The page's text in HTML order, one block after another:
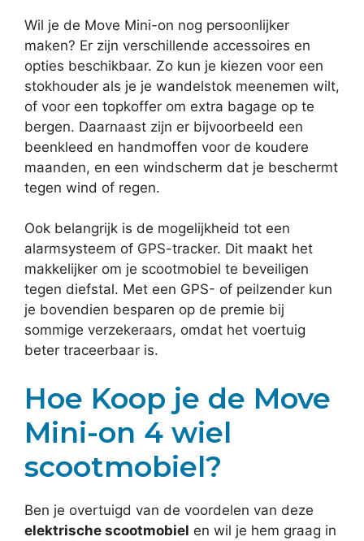
Wil je de Move Mini-on nog persoonlijker
maken? Er zijn verschillende accessoires en
opties beschikbaar. Zo kun je kiezen voor een
stokhouder als je je wandelstok meenemen wilt,
of voor een topkoffer om extra bagage op te
bergen. Daarnaast zijn er bijvoorbeeld een
beenkleed en handmoffen voor de koudere
maanden, en een windscherm dat je beschermt
tegen wind of regen.
Ook belangrijk is de mogelijkheid tot een
alarmsysteem of GPS-tracker. Dit maakt het
makkelijker om je scootmobiel te beveiligen
tegen diefstal. Met een GPS- of peilzender kun
je bovendien besparen op de premie bij
sommige verzekeraars, omdat het voertuig
beter traceerbaar is.
Hoe Koop je de Move
Mini-on 4 wiel
scootmobiel?
Ben je overtuigd van de voordelen van deze
elektrische scootmobiel en wil je hem graag in